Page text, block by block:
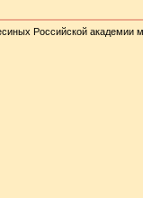
Российской